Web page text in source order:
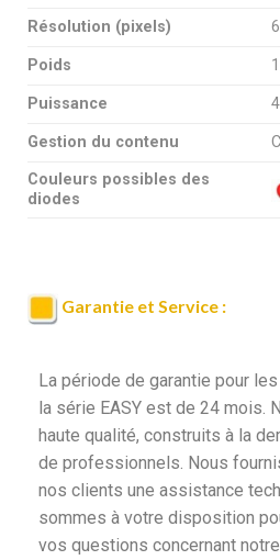
Résolution (pixels)
Poids
Puissance
Gestion du contenu
Couleurs possibles des
diodes
Garantie et Service :
La période de garantie pour
la série EASY est de 24 mois.
haute qualité, construits à la
de professionnels. Nous
nos clients une assistance
sommes à votre disposition
vos questions concernant